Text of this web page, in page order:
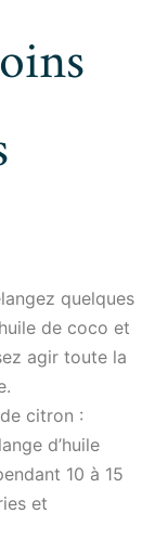
quelques
de coco et
agir toute la
citron :
d’huile
10 à 15
et